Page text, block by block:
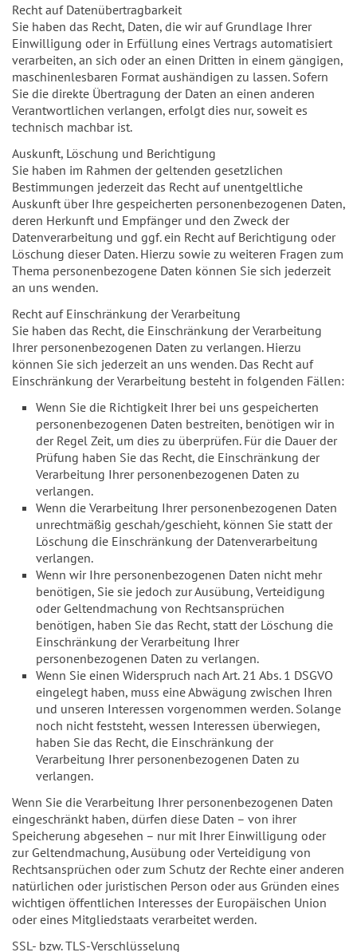
Recht auf Datenübertragbarkeit
Sie haben das Recht, Daten, die wir auf Grundlage Ihrer
Einwilligung oder in Erfüllung eines Vertrags automatisiert
verarbeiten, an sich oder an einen Dritten in einem gängigen,
maschinenlesbaren Format aushändigen zu lassen. Sofern
Sie die direkte Übertragung der Daten an einen anderen
Verantwortlichen verlangen, erfolgt dies nur, soweit es
technisch machbar ist.
Auskunft, Löschung und Berichtigung
Sie haben im Rahmen der geltenden gesetzlichen
Bestimmungen jederzeit das Recht auf unentgeltliche
Auskunft über Ihre gespeicherten personenbezogenen Daten,
deren Herkunft und Empfänger und den Zweck der
Datenverarbeitung und ggf. ein Recht auf Berichtigung oder
Löschung dieser Daten. Hierzu sowie zu weiteren Fragen zum
Thema personenbezogene Daten können Sie sich jederzeit
an uns wenden.
Recht auf Einschränkung der Verarbeitung
Sie haben das Recht, die Einschränkung der Verarbeitung
Ihrer personenbezogenen Daten zu verlangen. Hierzu
können Sie sich jederzeit an uns wenden. Das Recht auf
Einschränkung der Verarbeitung besteht in folgenden Fällen:
Wenn Sie die Richtigkeit Ihrer bei uns gespeicherten
personenbezogenen Daten bestreiten, benötigen wir in
der Regel Zeit, um dies zu überprüfen. Für die Dauer der
Prüfung haben Sie das Recht, die Einschränkung der
Verarbeitung Ihrer personenbezogenen Daten zu
verlangen.
Wenn die Verarbeitung Ihrer personenbezogenen Daten
unrechtmäßig geschah/geschieht, können Sie statt der
Löschung die Einschränkung der Datenverarbeitung
verlangen.
Wenn wir Ihre personenbezogenen Daten nicht mehr
benötigen, Sie sie jedoch zur Ausübung, Verteidigung
oder Geltendmachung von Rechtsansprüchen
benötigen, haben Sie das Recht, statt der Löschung die
Einschränkung der Verarbeitung Ihrer
personenbezogenen Daten zu verlangen.
Wenn Sie einen Widerspruch nach Art. 21 Abs. 1 DSGVO
eingelegt haben, muss eine Abwägung zwischen Ihren
und unseren Interessen vorgenommen werden. Solange
noch nicht feststeht, wessen Interessen überwiegen,
haben Sie das Recht, die Einschränkung der
Verarbeitung Ihrer personenbezogenen Daten zu
verlangen.
Wenn Sie die Verarbeitung Ihrer personenbezogenen Daten
eingeschränkt haben, dürfen diese Daten – von ihrer
Speicherung abgesehen – nur mit Ihrer Einwilligung oder
zur Geltendmachung, Ausübung oder Verteidigung von
Rechtsansprüchen oder zum Schutz der Rechte einer anderen
natürlichen oder juristischen Person oder aus Gründen eines
wichtigen öffentlichen Interesses der Europäischen Union
oder eines Mitgliedstaats verarbeitet werden.
SSL- bzw. TLS-Verschlüsselung